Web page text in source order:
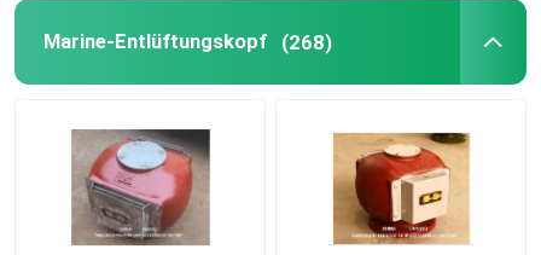
Marine-Ersatzteil
Schallendes selbstschließendes Ventil
WIHT MGPS Seewasserfilter
Marine-Entlüftungskopf (268)